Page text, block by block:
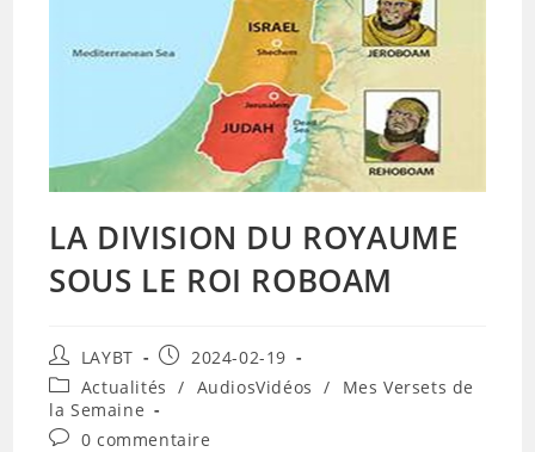
LA DIVISION DU ROYAUME
SOUS LE ROI ROBOAM
Auteur/autrice
de
la
publication :
LAYBT
Publication
publiée :
2024-02-19
Post
category:
Actualités / AudiosVidéos /
Mes Versets de
la Semaine
Commentaires
0 commentaire